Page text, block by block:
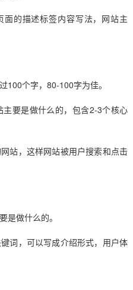
的描述标签内容写法，网站主
个字，80-100字为佳。
是做什么的，包含2-3个核心
，这样网站被用户搜索和点击
做什么的。
，可以写成介绍形式，用户体